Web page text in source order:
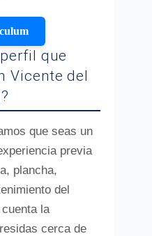
que
Vicente del
que seas un
previa
plancha,
del
la
cerca de